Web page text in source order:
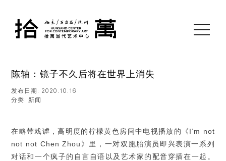
toggle
陈轴：镜子不久后将在世界上消失
发布日期: 2020.10.16
分类:新闻
在略带戏谑，高明度的柠檬黄色房间中电视播放的《I’m not
not not Chen Zhou》里，一对双胞胎演员即兴表演一系列
对话和一个疯子的自言自语以及艺术家的配音穿插在一起。